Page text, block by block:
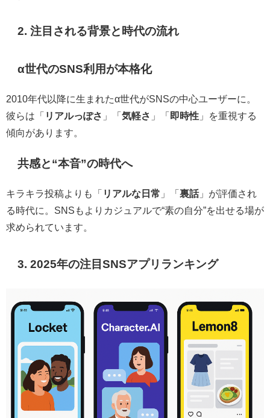
2. 注目される背景と時代の流れ
α世代のSNS利用が本格化
2010年代以降に生まれたα世代がSNSの中心ユーザーに。
彼らは「 リアルっぽさ 」「気軽さ 」「 即時性 」を重視する
傾向があります。
共感と“本音”の時代へ
キラキラ投稿よりも「 リアルな日常 」「 裏話」が評価され
る時代に。SNSもよりカジュアルで“素の自分”を出せる場が
求められています。
3. 2025年の注目SNSアプリランキング